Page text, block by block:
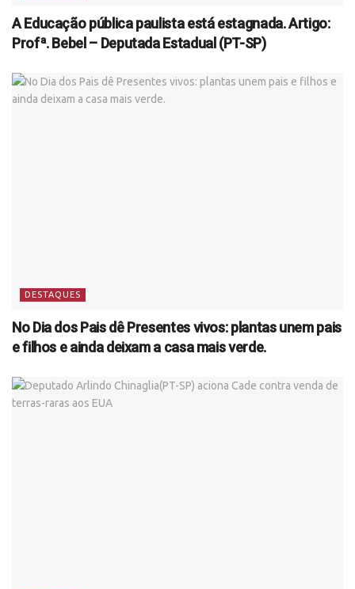
A Educação pública paulista está estagnada. Artigo:
Profª. Bebel – Deputada Estadual (PT-SP)
DESTAQUES
No Dia dos Pais dê Presentes vivos: plantas unem pais
e filhos e ainda deixam a casa mais verde.